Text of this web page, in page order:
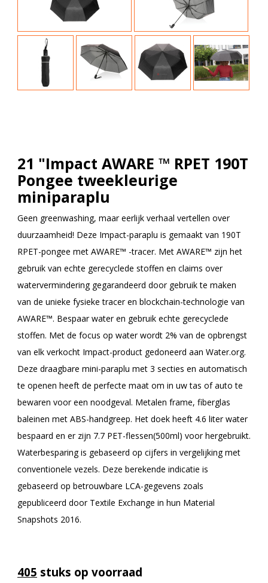
21 "Impact AWARE ™ RPET 190T
Pongee tweekleurige
miniparaplu
Geen greenwashing, maar eerlijk verhaal vertellen over
duurzaamheid! Deze Impact-paraplu is gemaakt van 190T
RPET-pongee met AWARE™ -tracer. Met AWARE™ zijn het
gebruik van echte gerecyclede stoffen en claims over
watervermindering gegarandeerd door gebruik te maken
van de unieke fysieke tracer en blockchain-technologie van
AWARE™. Bespaar water en gebruik echte gerecyclede
stoffen. Met de focus op water wordt 2% van de opbrengst
van elk verkocht Impact-product gedoneerd aan Water.org.
Deze draagbare mini-paraplu met 3 secties en automatisch
te openen heeft de perfecte maat om in uw tas of auto te
bewaren voor een noodgeval. Metalen frame, fiberglas
baleinen met ABS-handgreep. Het doek heeft 4.6 liter water
bespaard en er zijn 7.7 PET-flessen(500ml) voor hergebruikt.
Waterbesparing is gebaseerd op cijfers in vergelijking met
conventionele vezels. Deze berekende indicatie is
gebaseerd op betrouwbare LCA-gegevens zoals
gepubliceerd door Textile Exchange in hun Material
Snapshots 2016.
405 stuks op voorraad